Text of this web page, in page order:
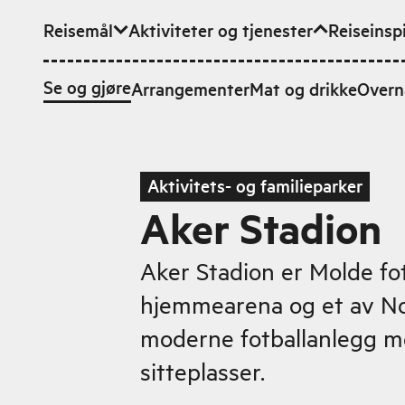
Hopp til hovedinnhold
Reisemål Aktiviteter og tjenester
Se og gjøreArrangementerMat og drikke
Aktivitets- og familieparker
Aker Stadion
Aker Stadion er Molde
hjemmearena og et av
moderne fotballanlegg
sitteplasser.